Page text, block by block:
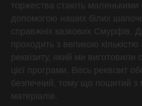
торжества стають маленькими
допомогою наших білих
справжніх казкових Смурфів.
проходить з великою кількістю
реквізиту, який ми виготовили
цієї програми. Весь реквізит
безпечний, тому що пошитий з
матеріалів.